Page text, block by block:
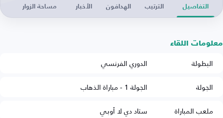
التفاصيل الترتيب الهدافون الأخبار مساحة الزوار
معلومات اللقاء
البطولة
الدوري الفرنسي
الجولة
الجولة 1 - مباراة الذهاب
ملعب المباراة
ستاد دي لا أوبي